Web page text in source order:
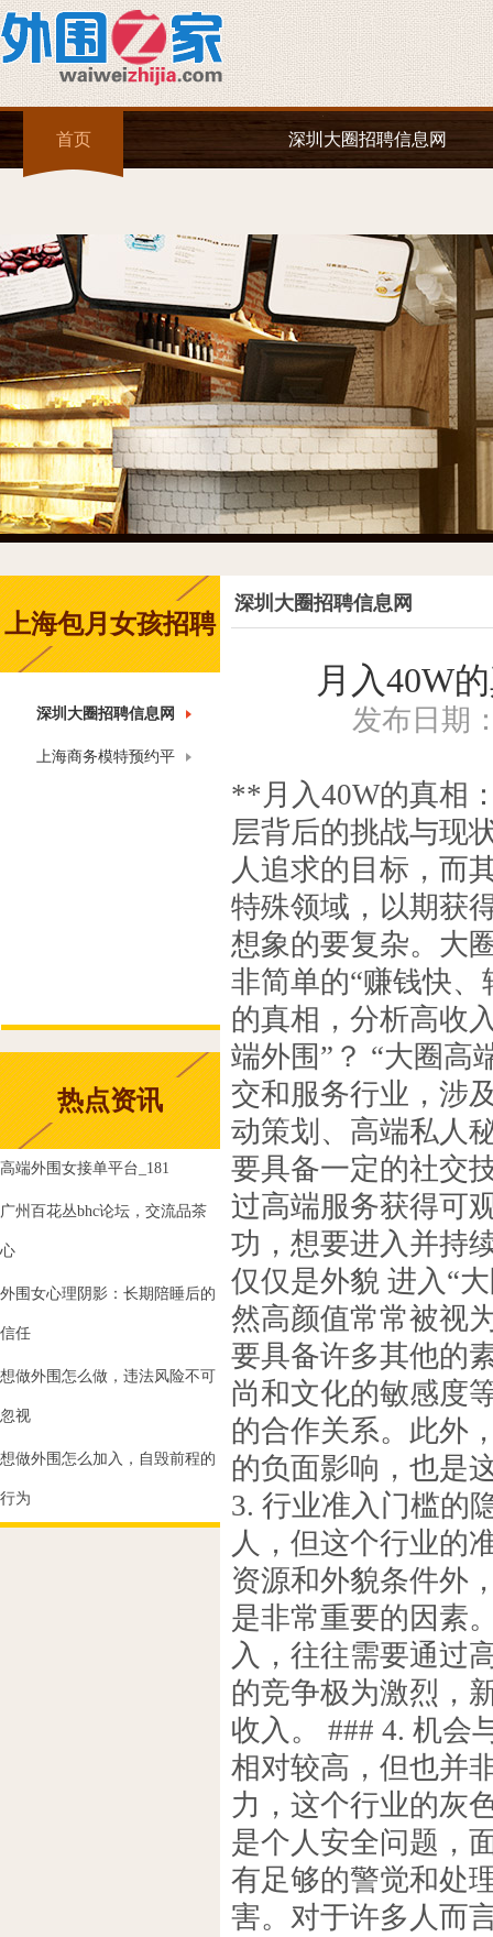
首页 深圳大圈招聘信息网
上海包月女孩招聘
深圳大圈招聘信息网
上海商务模特预约平
热点资讯
高端外围女接单平台_181
广州百花丛bhc论坛，交流品茶
心
外围女心理阴影：长期陪睡后的
信任
想做外围怎么做，违法风险不可
忽视
想做外围怎么加入，自毁前程的
行为
深圳大圈招聘信息网
月入40W
发布日期
**月入40W的真相
层背后的挑战与现
人追求的目标，而
特殊领域，以期获
想象的要复杂。大
非简单的“赚钱快
的真相，分析高收
端外围”？ “大圈高
交和服务行业，涉
动策划、高端私人
要具备一定的社交
过高端服务获得可
功，想要进入并持
仅仅是外貌 进入“
然高颜值常常被视
要具备许多其他的
尚和文化的敏感度
的合作关系。此外
的负面影响，也是
3. 行业准入门槛的
人，但这个行业的
资源和外貌条件外
是非常重要的因素
入，往往需要通过
的竞争极为激烈，
收入。 ### 4. 机会
相对较高，但也并
力，这个行业的灰
是个人安全问题，
有足够的警觉和处
害。对于许多人而